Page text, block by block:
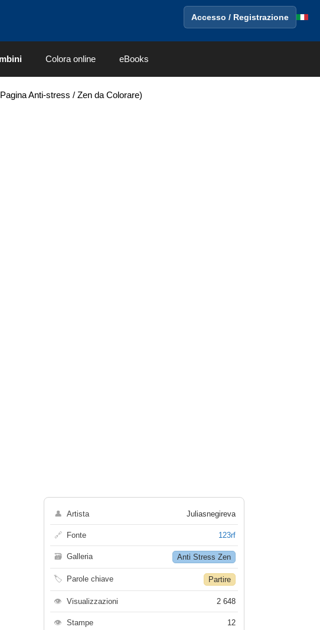
Accesso / Registrazione
Colora online eBooks
Anti-stress / Zen da Colorare)
👤 Artista Juliasnegireva
🔗 Fonte 123rf
🗃 Galleria Anti Stress Zen
🏷 Parole chiave Partire
👁 Visualizzazioni 2 648
👁 Stampe 12